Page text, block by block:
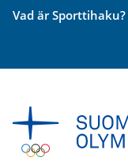
Vad är Sporttihaku?